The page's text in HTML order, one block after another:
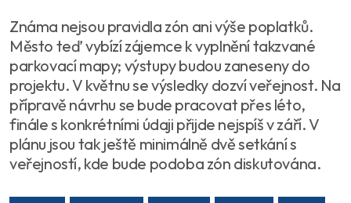
Známa nejsou pravidla zón ani výše poplatků.
Město teď vybízí zájemce k vyplnění takzvané
parkovací mapy; výstupy budou zaneseny do
projektu. V květnu se výsledky dozví veřejnost. Na
přípravě návrhu se bude pracovat přes léto,
finále s konkrétními údaji přijde nejspíš v září. V
plánu jsou tak ještě minimálně dvě setkání s
veřejností, kde bude podoba zón diskutována.